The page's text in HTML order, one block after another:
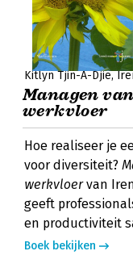
Kitlyn Tjin-A-Djie
Managen
werkvloer
Hoe realiseer je
voor diversiteit?
werkvloervan
geeft
en productiviteit
Boek bekijken